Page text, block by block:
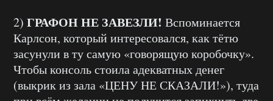
2) ГРАФОН НЕ ЗАВЕЗЛИ! Вспоминается
Карлсон, который интересовался, как тётю
засунули в ту самую «говорящую коробочку».
Чтобы консоль стоила адекватных денег
(выкрик из зала «ЦЕНУ НЕ СКАЗАЛИ!»), туда